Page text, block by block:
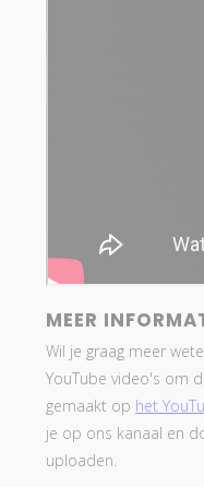
MEER
Wil je graag meer
YouTube video's om
gemaakt op het
je op ons kanaal en
uploaden.